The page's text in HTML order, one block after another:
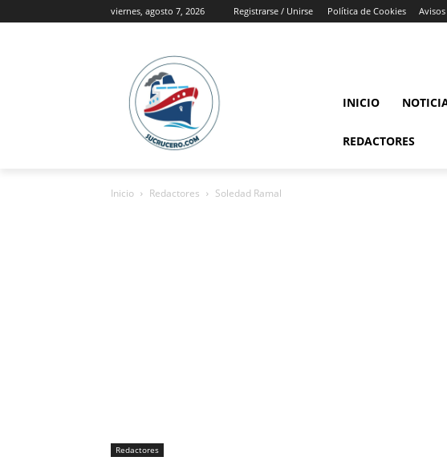
viernes, agosto 7, 2026 Registrarse / Unirse Política de Cookies
INICIO
REDACTORES
Inicio Redactores Soledad Ramal
Redactores